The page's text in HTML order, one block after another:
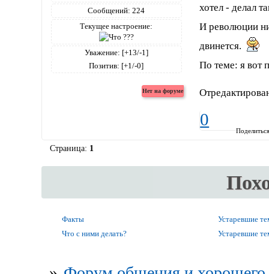
Сообщений: 224
Текущее настроение:
Уважение: [+13/-1]
Позитив: [+1/-0]
хотел - делал
И революции
двинется.
По теме: я вот
0
Страница: 1
Факты
Устаревшие
Что с ними делать?
Устаревшие